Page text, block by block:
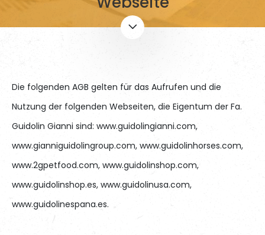
Die folgenden AGB gelten für das Aufrufen und die
Nutzung der folgenden Webseiten, die Eigentum der Fa.
Guidolin Gianni sind: www.guidolingianni.com,
www.gianniguidolingroup.com, www.guidolinhorses.com,
www.2gpetfood.com, www.guidolinshop.com,
www.guidolinshop.es, www.guidolinusa.com,
www.guidolinespana.es.